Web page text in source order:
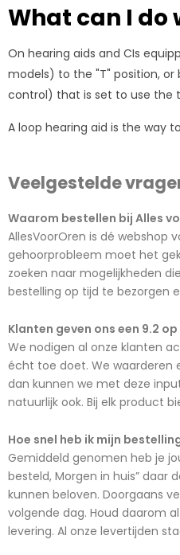
What can I do
On hearing aids and CIs
models) to the "T" position,
control) that is set to use the
A loop hearing aid is the way
Veelgestelde
Waarom bestellen bij Alles
AllesVoorOren is dé webshop
gehoorprobleem moet het
zoeken naar mogelijkheden
bestelling op tijd te bezorgen
Klanten geven ons een 9.2
We nodigen al onze klanten
écht toe doet. We waarderen
dan kunnen we met deze
natuurlijk ook. Bij elk product
Hoe snel heb ik mijn
Gemiddeld genomen heb je
besteld, Morgen in huis”
kunnen beloven. Doorgaans
volgende dag. Houd daarom
levering. Al onze levertijden